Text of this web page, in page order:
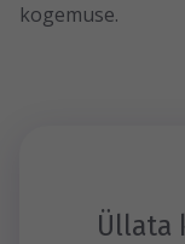
kogemuse.
Üllata